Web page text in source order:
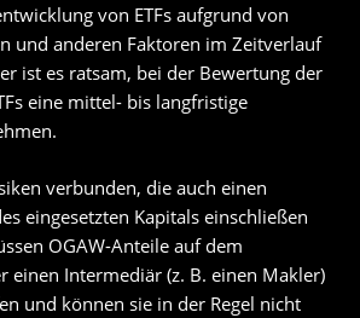
von ETFs aufgrund von
und anderen Faktoren im Zeitverlauf
ist es ratsam, bei der Bewertung der
eine mittel- bis langfristige
verbunden, die auch einen
eingesetzten Kapitals einschließen
OGAW-Anteile auf dem
einen Intermediär (z. B. einen Makler)
und können sie in der Regel nicht